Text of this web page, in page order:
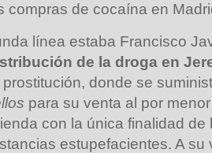
compras de cocaína en
línea estaba Francisco
de la droga en
prostitución, donde se
para su venta al por
con la única finalidad de
estupefacientes. A su